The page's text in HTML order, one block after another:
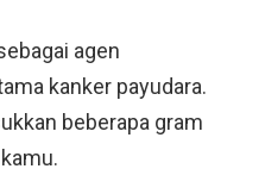
agen
kanker payudara.
beberapa gram
kamu.